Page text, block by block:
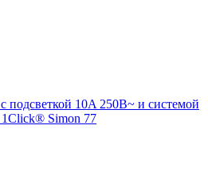
подсветкой 10A 250В~ и системой
1Click® Simon 77